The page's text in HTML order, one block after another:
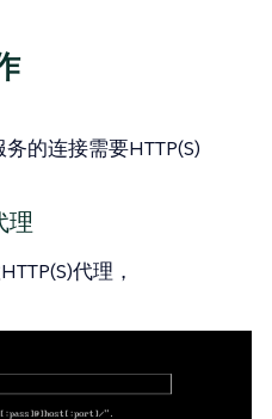
的连接需要HTTP(S)
理
代理，